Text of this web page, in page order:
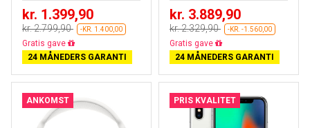
kr. 1.399,90
kr. 2.799,90 -KR. 1.400,00
Gratis fragt
24 MÅNEDERS GARANTI
kr. 3.889,90
kr. 2.329,90 -KR. -1.560,00
Næsten udsolgt
24 MÅNEDERS GARANTI
ANKOMST PRIS KVALITET